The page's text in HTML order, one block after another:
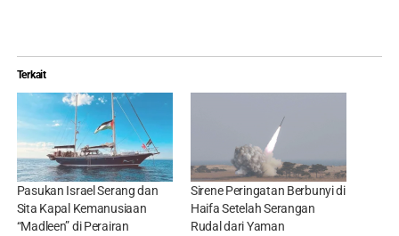
Terkait
Pasukan Israel Serang dan
Sita Kapal Kemanusiaan
“Madleen” di Perairan
Sirene Peringatan Berbunyi di
Haifa Setelah Serangan
Rudal dari Yaman